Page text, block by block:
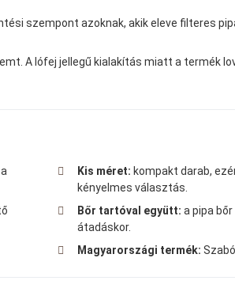
szempont azoknak, akik eleve filteres
A lófej jellegű kialakítás miatt a termék
Kis méret: kompakt darab,
kényelmes választás.
Bőr tartóval együtt: a pipa
átadáskor.
Magyarországi termék: